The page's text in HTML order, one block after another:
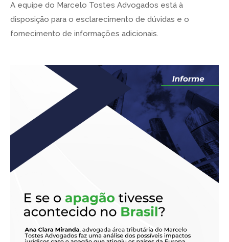
A equipe do Marcelo Tostes Advogados está à
disposição para o esclarecimento de dúvidas e o
fornecimento de informações adicionais.